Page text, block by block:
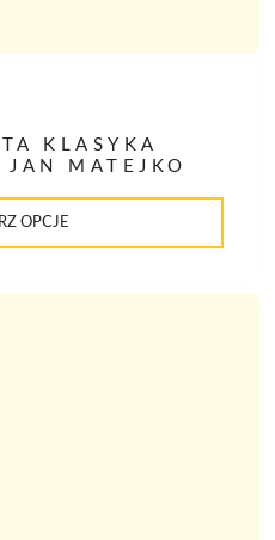
KLASYKA
JAN MATEJKO
OPCJE